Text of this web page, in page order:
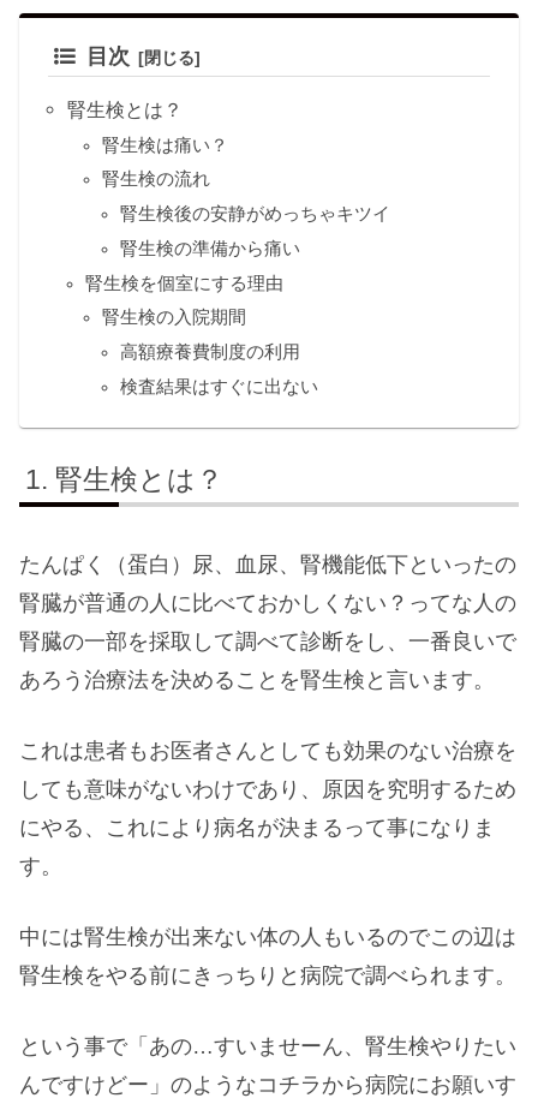
目次
腎生検とは？
腎生検は痛い？
腎生検の流れ
腎生検後の安静がめっちゃキツイ
腎生検の準備から痛い
腎生検を個室にする理由
腎生検の入院期間
高額療養費制度の利用
検査結果はすぐに出ない
腎生検とは？
たんぱく（蛋白）尿、血尿、腎機能低下といったの
腎臓が普通の人に比べておかしくない？ってな人の
腎臓の一部を採取して調べて診断をし、一番良いで
あろう治療法を決めることを腎生検と言います。
これは患者もお医者さんとしても効果のない治療を
しても意味がないわけであり、原因を究明するため
にやる、これにより病名が決まるって事になりま
す。
中には腎生検が出来ない体の人もいるのでこの辺は
腎生検をやる前にきっちりと病院で調べられます。
という事で「あの…すいませーん、腎生検やりたい
んですけどー」のようなコチラから病院にお願いす